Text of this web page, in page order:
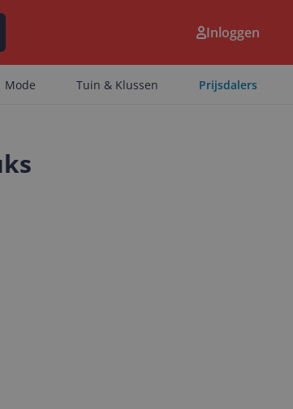
Inloggen
Mode Tuin & Klussen Prijsdalers